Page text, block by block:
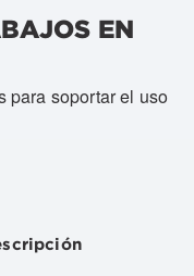
EN
para soportar el uso